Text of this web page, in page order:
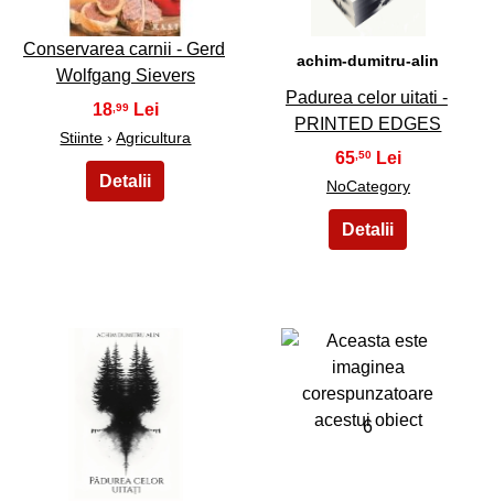
Conservarea carnii - Gerd
Wolfgang Sievers
18 ,99
Stiinte ›Agricultura
achim-dumitru-alin
Padurea celor uitati -
PRINTED EDGES
65,50
NoCategory
6